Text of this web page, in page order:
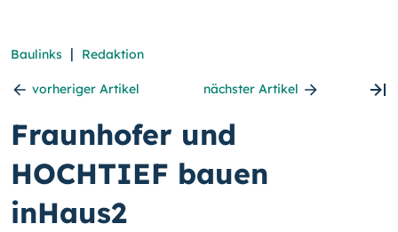
Baulinks | Redaktion
vorheriger Artikel nächster Artikel
Fraunhofer und
HOCHTIEF bauen
inHaus2